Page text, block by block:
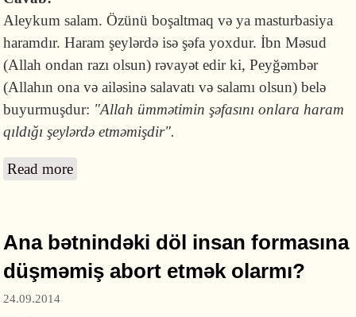
Aleykum salam. Özünü boşaltmaq və ya masturbasiya
haramdır. Haram şeylərdə isə şəfa yoxdur. İbn Məsud
(Allah ondan razı olsun) rəvayət edir ki, Peyğəmbər
(Allahın ona və ailəsinə salavatı və salamı olsun) belə
buyurmuşdur: "Allah ümmətimin şəfasını onlara haram
qıldığı şeylərdə etməmişdir".
Read more
Ana bətnindəki döl insan formasına
düşməmiş abort etmək olarmı?
24.09.2014